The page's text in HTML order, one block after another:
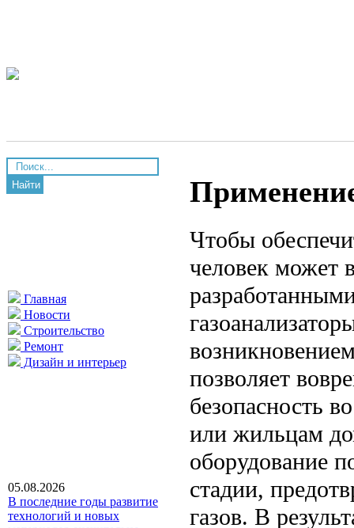
Найти
Главная
Новости
Строительство
Ремонт
Дизайн и интерьер
05.08.2026
В последние годы развитие
технологий и новых
Чтобы
человек может
позволяет
безопасность
или жильцам
оборудование
стадии,
газов. В